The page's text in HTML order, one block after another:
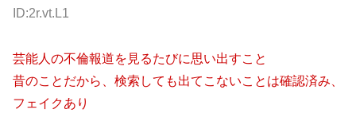
ID:2r.vt.L1
芸能人の不倫報道を見るたびに思い出すこと
昔のことだから、検索しても出てこないことは確認済み、
フェイクあり